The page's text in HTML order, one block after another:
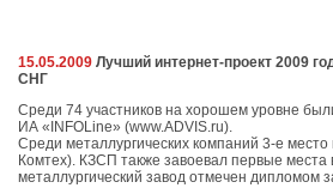
15.05.2009 Лучший интернет-проект 2009
СНГ
Среди 74 участников на хорошем уровне
ИА «INFOLine» (www.ADVIS.ru).
Среди металлургических компаний 3-е
Комтех). КЗСП также завоевал первые
металлургический завод отмечен дипломом